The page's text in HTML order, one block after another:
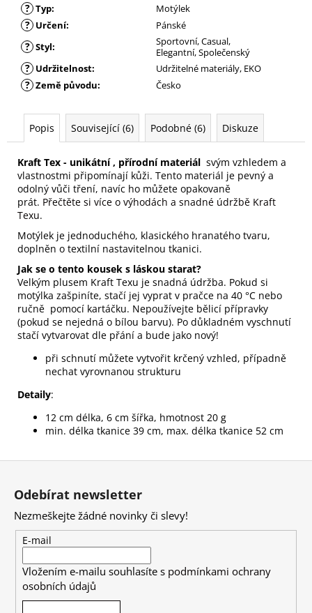
? Typ: Motýlek
? Určení: Pánské
? Styl:
Sportovní, Casual,
Elegantní, Společenský
? Udržitelnost: Udržitelné materiály, EKO
? Země původu: Česko
Popis Související (6) Podobné (6) Diskuze
Kraft Tex - unikátní , přírodní materiál svým vzhledem a
vlastnostmi připomínají kůži. Tento materiál je pevný a
odolný vůči tření, navíc ho můžete opakovaně
prát. Přečtěte si více o výhodách a snadné údržbě Kraft
Texu.
Motýlek je jednoduchého, klasického hranatého tvaru,
doplněn o textilní nastavitelnou tkanici.
Jak se o tento kousek s láskou starat?
Velkým plusem Kraft Texu je snadná údržba. Pokud si
motýlka zašpiníte, stačí jej vyprat v pračce na 40 °C nebo
ručně pomocí kartáčku. Nepoužívejte bělicí přípravky
(pokud se nejedná o bílou barvu). Po důkladném vyschnutí
stačí vytvarovat dle přání a bude jako nový!
při schnutí můžete vytvořit krčený vzhled, případně
nechat vyrovnanou strukturu
Detaily:
12 cm délka, 6 cm šířka, hmotnost 20 g
min. délka tkanice 39 cm, max. délka tkanice 52 cm
Z
Odebírat newsletter
Nezmeškejte žádné novinky či slevy!
E-mail
Vložením e-mailu souhlasíte s podmínkami ochrany
osobních údajů